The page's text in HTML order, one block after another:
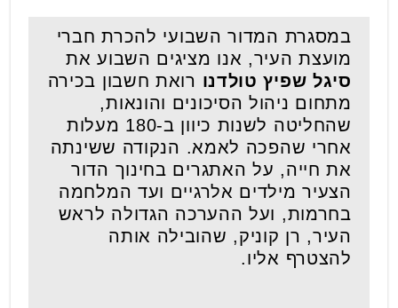
במסגרת המדור השבועי להכרת חברי
מועצת העיר, אנו מציגים השבוע את
סיגל שפיץ טולדנו רואת חשבון בכירה
מתחום ניהול הסיכונים והונאות,
שהחליטה לשנות כיוון ב-180 מעלות
אחרי שהפכה לאמא. הנקודה ששינתה
את חייה, על האתגרים בחינוך הדור
הצעיר מילדים אלרגיים ועד המלחמה
בחרמות, ועל ההערכה הגדולה לראש
העיר, רן קוניק, שהובילה אותה
להצטרף אליו.